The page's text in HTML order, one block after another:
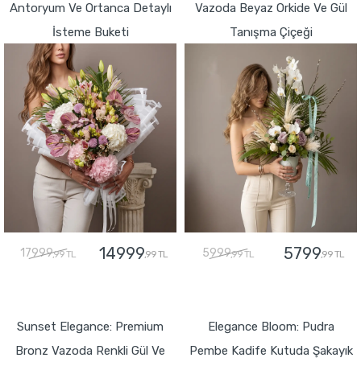
Antoryum Ve Ortanca Detaylı
İsteme Buketi
17999,99 TL 14999,99 TL
Vazoda Beyaz Orkide Ve Gül
Tanışma Çiçeği
5999,99 TL 5799,99 TL
Sunset Elegance: Premium
Bronz Vazoda Renkli Gül Ve
Elegance Bloom: Pudra
Pembe Kadife Kutuda Şakayık